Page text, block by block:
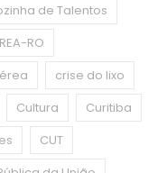
de Talentos
RO
crise do lixo
Cultura
Curitiba
CUT